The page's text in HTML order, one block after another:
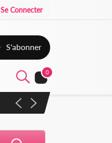
Se Connecter
S'abonner
0